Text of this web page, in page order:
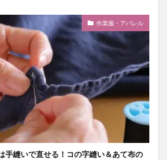
作業服・アパレル
手縫いで直せる！コの字縫い＆あて布の